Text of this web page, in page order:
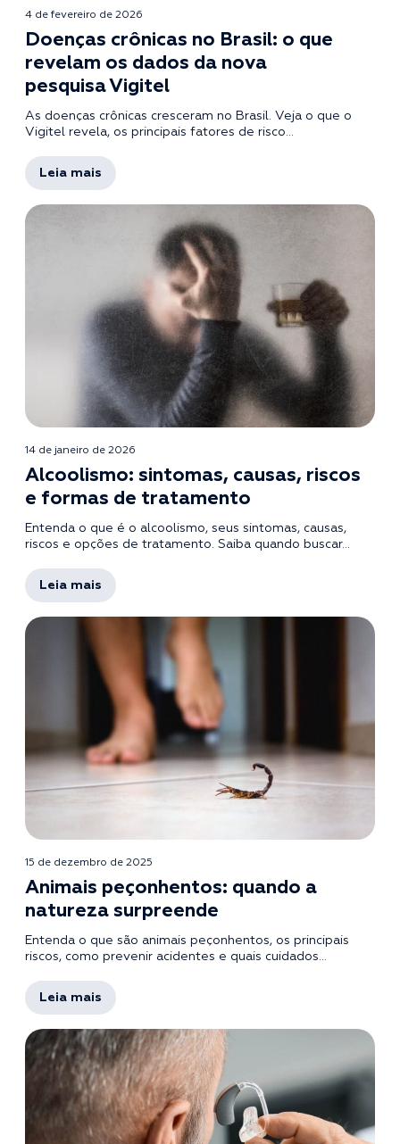
4 de fevereiro de 2026
Doenças crônicas no Brasil: o que
revelam os dados da nova
pesquisa Vigitel
As doenças crônicas cresceram no Brasil. Veja o que o
Vigitel revela, os principais fatores de risco...
Leia mais
14 de janeiro de 2026
Alcoolismo: sintomas, causas, riscos
e formas de tratamento
Entenda o que é o alcoolismo, seus sintomas, causas,
riscos e opções de tratamento. Saiba quando buscar...
Leia mais
15 de dezembro de 2025
Animais peçonhentos: quando a
natureza surpreende
Entenda o que são animais peçonhentos, os principais
riscos, como prevenir acidentes e quais cuidados...
Leia mais